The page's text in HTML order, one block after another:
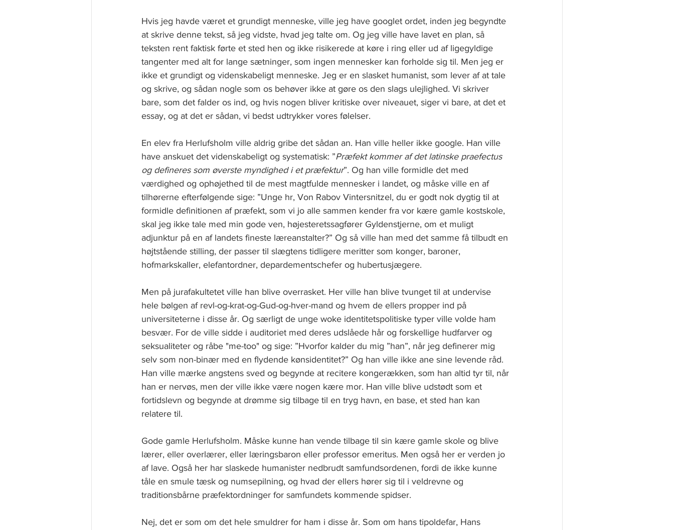
Hvis jeg havde været et grundigt menneske, ville jeg have googlet ordet, inden jeg begyndte
at skrive denne tekst, så jeg vidste, hvad jeg talte om. Og jeg ville have lavet en plan, så
teksten rent faktisk førte et sted hen og ikke risikerede at køre i ring eller ud af ligegyldige
tangenter med alt for lange sætninger, som ingen mennesker kan forholde sig til. Men jeg er
ikke et grundigt og videnskabeligt menneske. Jeg er en slasket humanist, som lever af at tale
og skrive, og sådan nogle som os behøver ikke at gøre os den slags ulejlighed. Vi skriver
bare, som det falder os ind, og hvis nogen bliver kritiske over niveauet, siger vi bare, at det et
essay, og at det er sådan, vi bedst udtrykker vores følelser.
En elev fra Herlufsholm ville aldrig gribe det sådan an. Han ville heller ikke google. Han ville
have anskuet det videnskabeligt og systematisk: ”Præfekt kommer af det latinske praefectus
og defineres som øverste myndighed i et præfektur”. Og han ville formidle det med
værdighed og ophøjethed til de mest magtfulde mennesker i landet, og måske ville en af
tilhørerne efterfølgende sige: ”Unge hr, Von Rabov Vintersnitzel, du er godt nok dygtig til at
formidle definitionen af præfekt, som vi jo alle sammen kender fra vor kære gamle kostskole,
skal jeg ikke tale med min gode ven, højesteretssagfører Gyldenstjerne, om et muligt
adjunktur på en af landets fineste læreanstalter?” Og så ville han med det samme få tilbudt en
højtstående stilling, der passer til slægtens tidligere meritter som konger, baroner,
hofmarkskaller, elefantordner, depardementschefer og hubertusjægere.
Men på jurafakultetet ville han blive overrasket. Her ville han blive tvunget til at undervise
hele bølgen af revl-og-krat-og-Gud-og-hver-mand og hvem de ellers propper ind på
universiteterne i disse år. Og særligt de unge woke identitetspolitiske typer ville volde ham
besvær. For de ville sidde i auditoriet med deres udslåede hår og forskellige hudfarver og
seksualiteter og råbe "me-too" og sige: ”Hvorfor kalder du mig ”han”, når jeg definerer mig
selv som non-binær med en flydende kønsidentitet?” Og han ville ikke ane sine levende råd.
Han ville mærke angstens sved og begynde at recitere kongerækken, som han altid tyr til, når
han er nervøs, men der ville ikke være nogen kære mor. Han ville blive udstødt som et
fortidslevn og begynde at drømme sig tilbage til en tryg havn, en base, et sted han kan
relatere til.
Gode gamle Herlufsholm. Måske kunne han vende tilbage til sin kære gamle skole og blive
lærer, eller overlærer, eller læringsbaron eller professor emeritus. Men også her er verden jo
af lave. Også her har slaskede humanister nedbrudt samfundsordenen, fordi de ikke kunne
tåle en smule tæsk og numsepilning, og hvad der ellers hører sig til i veldrevne og
traditionsbårne præfektordninger for samfundets kommende spidser.
Nej, det er som om det hele smuldrer for ham i disse år. Som om hans tipoldefar, Hans